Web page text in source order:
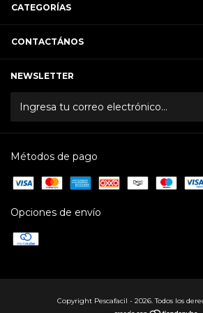
CATEGORÍAS
CONTACTÁNOS
NEWSLETTER
Métodos de pago
Opciones de envío
Copyright Pescafacil - 2026. Todos los